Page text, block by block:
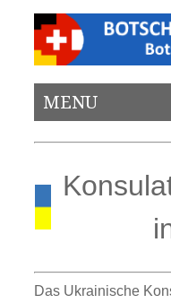
MENU
Das Ukrainische K